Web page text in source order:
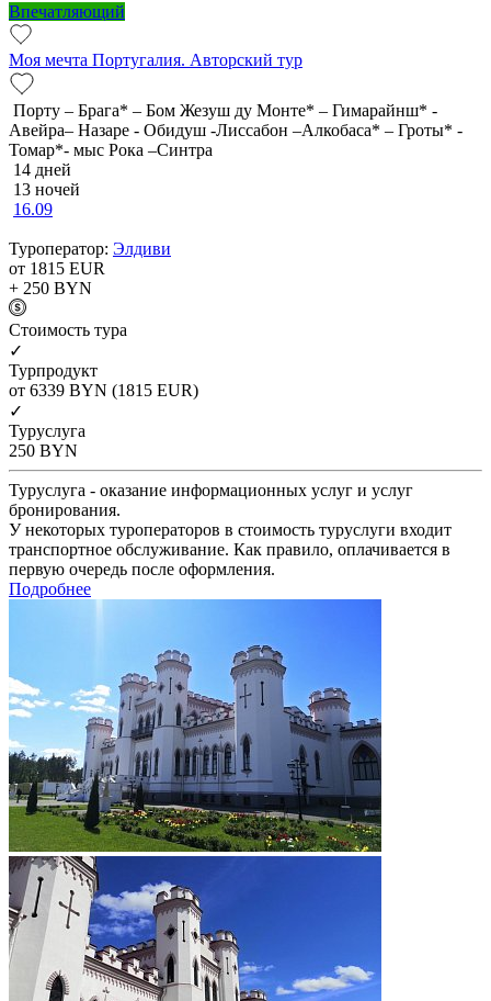
Впечатляющий
Моя мечта Португалия. Авторский тур
Порту – Брага* – Бом Жезуш ду Монте* – Гимарайнш* -
Авейра– Назаре - Обидуш -Лиссабон –Алкобаса* – Гроты* -
Томар*- мыс Рока –Синтра
14 дней
13 ночей
16.09
Туроператор: Элдиви
от 1815 EUR
+ 250 BYN
Cтоимость тура
✓
Турпродукт
от 6339 BYN (1815 EUR)
✓
Туруслуга
250 BYN
Туруслуга - оказание информационных услуг и услуг
бронирования.
У некоторых туроператоров в стоимость туруслуги входит
транспортное обслуживание. Как правило, оплачивается в
первую очередь после оформления.
Подробнее